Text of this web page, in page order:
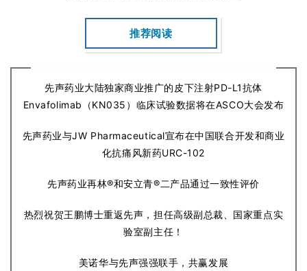
推荐阅读
先声药业大陆独家商业推广的皮下注射PD-L1抗体
Envafolimab（KN035）临床试验数据将在ASCO大会发布
先声药业与JW Pharmaceutical宣布在中国联合开发和商业
化抗痛风新药URC-102
先声药业再林®和安立青®二产品通过一致性评价
热烈祝贺王鹏博士重返先声，担任高级副总裁、国家重点实
验室副主任！
美诺华与先声强强联手，共赢发展